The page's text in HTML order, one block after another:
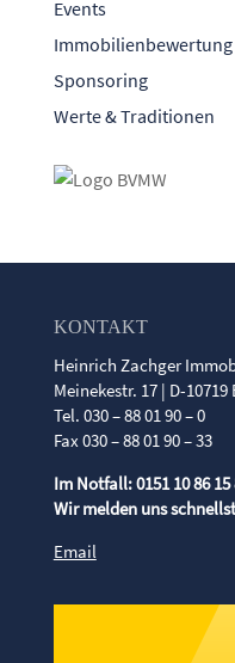
Events
Immobilienbewertung
Sponsoring
Werte & Traditionen
KONTAKT
Heinrich Zachger
Meinekestr. 17 | D-10719
Tel. 030 – 88 01 90 – 0
Fax 030 – 88 01 90 – 33
Im Notfall: 0151 10 86 15
Wir melden uns
Email